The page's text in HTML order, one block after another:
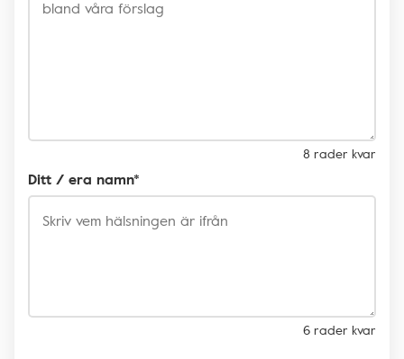
8 rader kvar
Ditt / era namn*
6 rader kvar